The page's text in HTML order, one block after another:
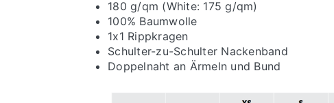
180 g/qm (White: 175 g/qm)
100% Baumwolle
1x1 Rippkragen
Schulter-zu-Schulter Nackenband
Doppelnaht an Ärmeln und Bund